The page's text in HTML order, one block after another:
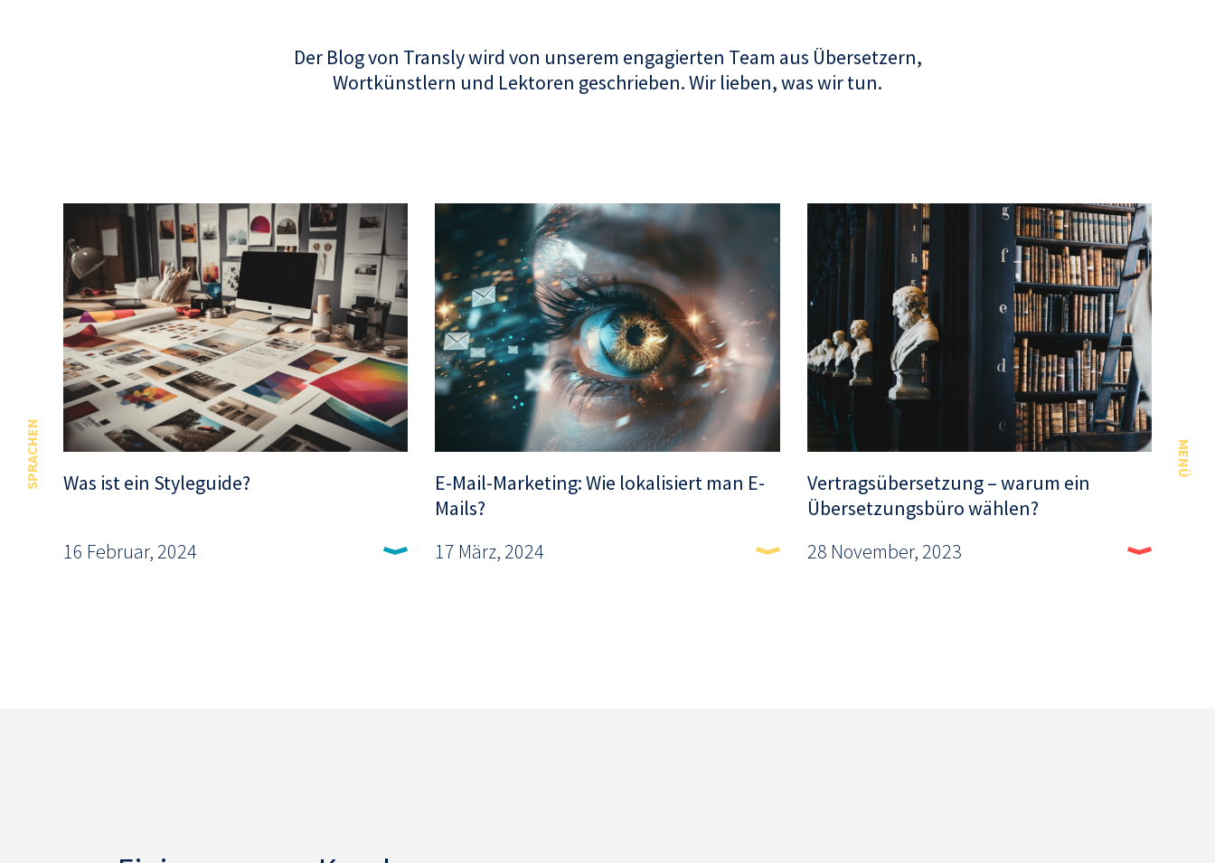
Der Blog von Transly wird von unserem engagierten Team aus Übersetzern,
Wortkünstlern und Lektoren geschrieben. Wir lieben, was wir tun.
Was ist ein Styleguide?
16 Februar, 2024
E-Mail-Marketing: Wie lokalisiert man E-
Mails?
17 März, 2024
Vertragsübersetzung – warum ein
Übersetzungsbüro wählen?
28 November, 2023
SPRACHEN MENÜ